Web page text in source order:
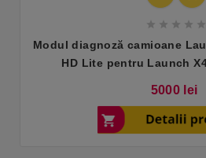
    
Modul diagnoză camioane
HD Lite pentru Launch
5000 lei